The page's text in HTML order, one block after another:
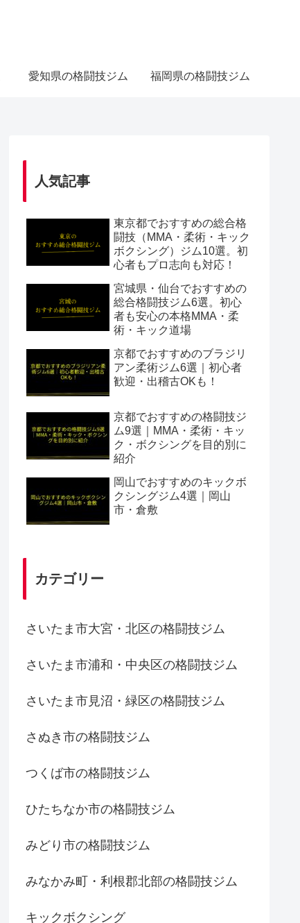
愛知県の格闘技ジム 福岡県の格闘技ジム
人気記事
東京都でおすすめの総合格
闘技（MMA・柔術・キック
ボクシング）ジム10選。初
心者もプロ志向も対応！
宮城県・仙台でおすすめの
総合格闘技ジム6選。初心
者も安心の本格MMA・柔
術・キック道場
京都でおすすめのブラジリ
アン柔術ジム6選｜初心者
歓迎・出稽古OKも！
京都でおすすめの格闘技ジ
ム9選｜MMA・柔術・キッ
ク・ボクシングを目的別に
紹介
岡山でおすすめのキックボ
クシングジム4選｜岡山
市・倉敷
カテゴリー
さいたま市大宮・北区の格闘技ジム
さいたま市浦和・中央区の格闘技ジム
さいたま市見沼・緑区の格闘技ジム
さぬき市の格闘技ジム
つくば市の格闘技ジム
ひたちなか市の格闘技ジム
みどり市の格闘技ジム
みなかみ町・利根郡北部の格闘技ジム
キックボクシング